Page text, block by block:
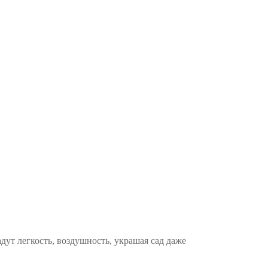
легкость, воздушность, украшая сад даже